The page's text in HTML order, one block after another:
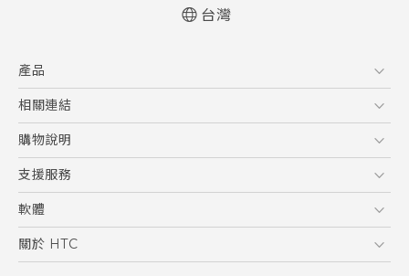
User manual
台灣
產品
5G
智慧型手機
配件
相關連結
HTC Research
購物說明
購物須知
訂單管理
付款方式
支援服務
到府收送維修服務
服務中心資訊
客戶服務佈告欄
軟體
應用程式
關於 HTC